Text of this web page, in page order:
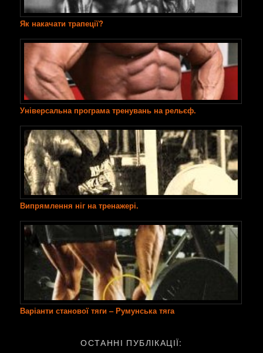
Як накачати трапеції?
Універсальна програма тренувань на рельєф.
Випрямлення ніг на тренажері.
Варіанти станової тяги – Румунська тяга
ОСТАННІ ПУБЛІКАЦІЇ: